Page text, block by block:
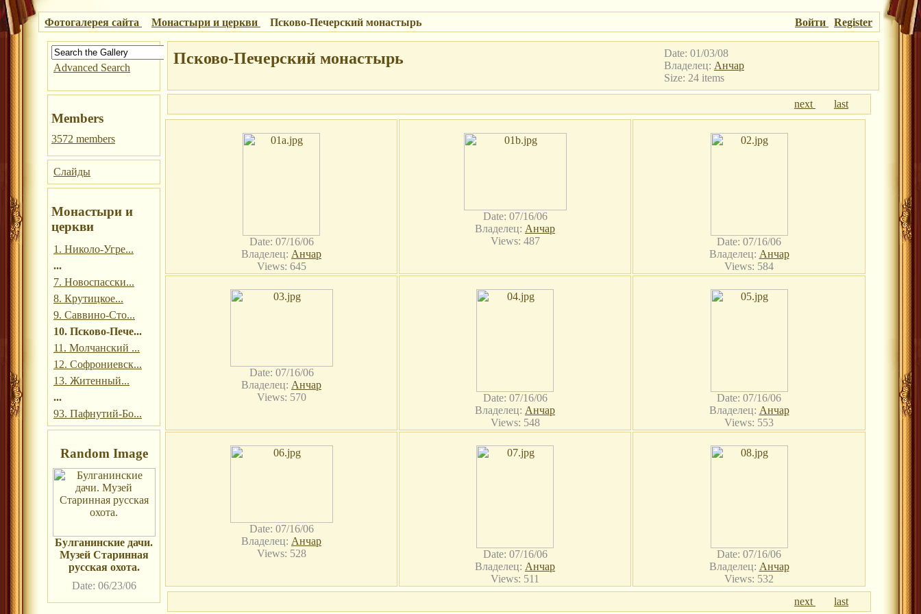
Войти Register
Фотогалерея сайта Монастыри и церкви Псково-Печерский монастырь
Advanced Search
Members
3572 members
Слайды
Монастыри и
церкви
1. Николо-Угре...
...
7. Новоспасски...
8. Крутицкое...
9. Саввино-Сто...
10. Псково-Пече...
11. Молчанский ...
12. Софрониевск...
13. Житенный...
...
93. Пафнутий-Бо...
Random Image
Булганинские дачи.
Музей Старинная
русская охота.
Date: 06/23/06
Псково-Печерский монастырь
Date: 01/03/08
Владелец: Анчар
Size: 24 items
next last
Date: 07/16/06
Владелец: Анчар
Views: 645
Date: 07/16/06
Владелец: Анчар
Views: 487
Date: 07/16/06
Владелец: Анчар
Views: 584
Date: 07/16/06
Владелец: Анчар
Views: 570
Date: 07/16/06
Владелец: Анчар
Views: 548
Date: 07/16/06
Владелец: Анчар
Views: 553
Date: 07/16/06
Владелец: Анчар
Views: 528
Date: 07/16/06
Владелец: Анчар
Views: 511
Date: 07/16/06
Владелец: Анчар
Views: 532
next
last